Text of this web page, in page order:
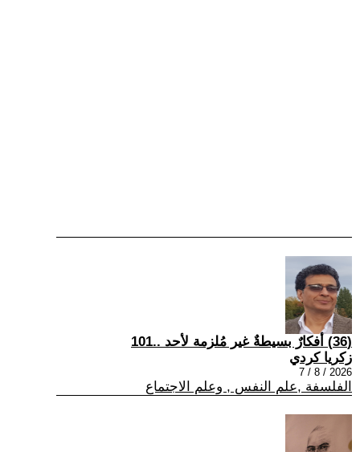
(36) أفكارٌ بسيطةٌ غير مُلزمة لأحد ..101
زكريا كردي
2026 / 8 / 7
الفلسفة ,علم النفس , وعلم الاجتماع